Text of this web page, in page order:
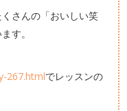
さんの「おいしい笑
す。
267.htmlでレッスンの